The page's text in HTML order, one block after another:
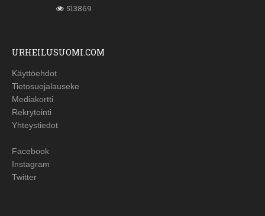
513869
URHEILUSUOMI.COM
Käyttöehdot
Tietosuojalauseke
Mediakortti
Rekrytointi
Yhteystiedot
Facebook
Instagram
Twitter